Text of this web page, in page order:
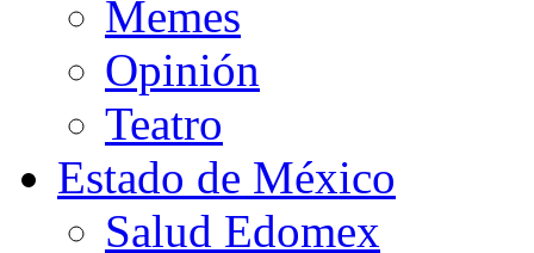
Memes
Opinión
Teatro
Estado de México
Salud Edomex